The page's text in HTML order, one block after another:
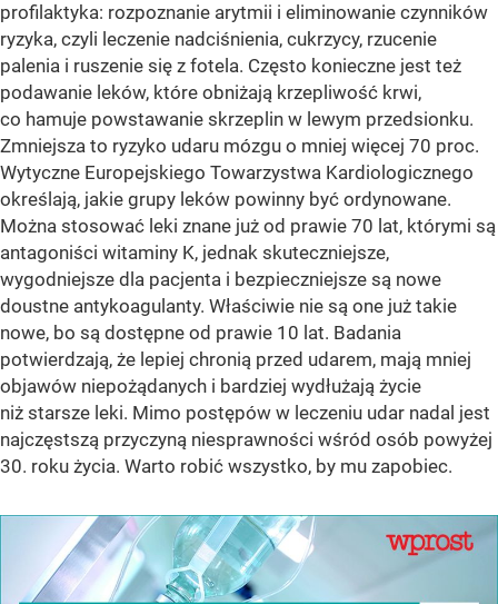
profilaktyka: rozpoznanie arytmii i eliminowanie czynników
ryzyka, czyli leczenie nadciśnienia, cukrzycy, rzucenie
palenia i ruszenie się z fotela. Często konieczne jest też
podawanie leków, które obniżają krzepliwość krwi,
co hamuje powstawanie skrzeplin w lewym przedsionku.
Zmniejsza to ryzyko udaru mózgu o mniej więcej 70 proc.
Wytyczne Europejskiego Towarzystwa Kardiologicznego
określają, jakie grupy leków powinny być ordynowane.
Można stosować leki znane już od prawie 70 lat, którymi są
antagoniści witaminy K, jednak skuteczniejsze,
wygodniejsze dla pacjenta i bezpieczniejsze są nowe
doustne antykoagulanty. Właściwie nie są one już takie
nowe, bo są dostępne od prawie 10 lat. Badania
potwierdzają, że lepiej chronią przed udarem, mają mniej
objawów niepożądanych i bardziej wydłużają życie
niż starsze leki. Mimo postępów w leczeniu udar nadal jest
najczęstszą przyczyną niesprawności wśród osób powyżej
30. roku życia. Warto robić wszystko, by mu zapobiec.